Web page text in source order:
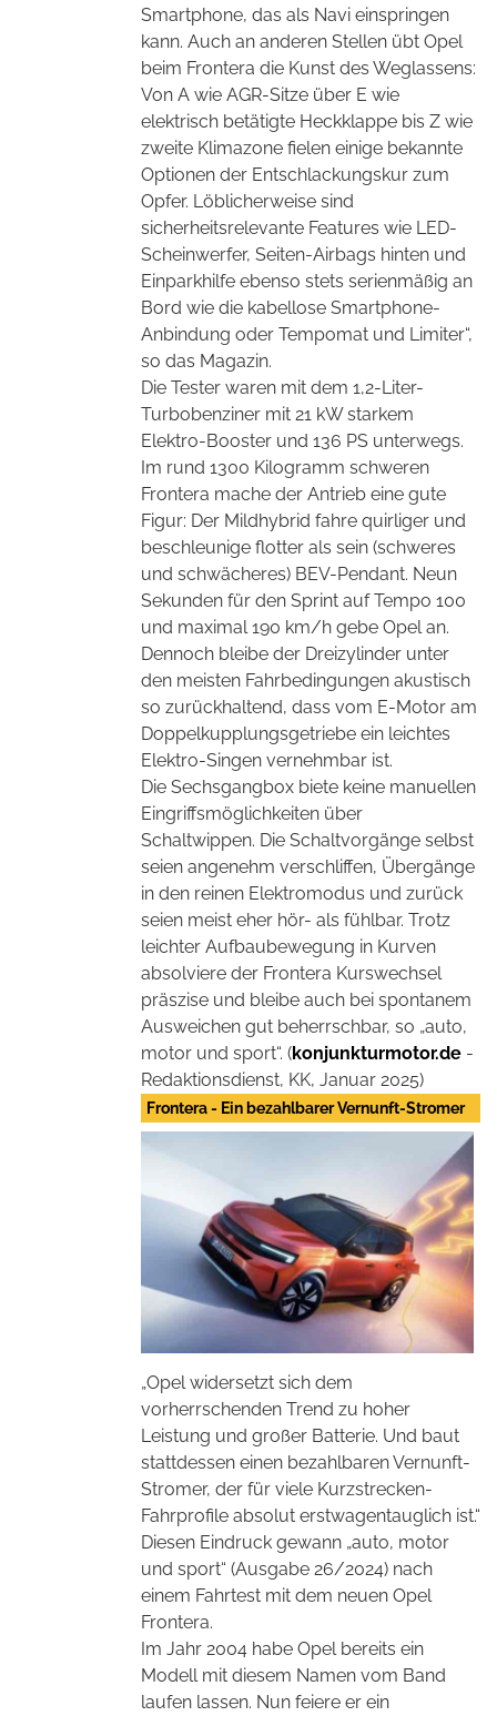
Smartphone, das als Navi einspringen
kann. Auch an anderen Stellen übt Opel
beim Frontera die Kunst des Weglassens:
Von A wie AGR-Sitze über E wie
elektrisch betätigte Heckklappe bis Z wie
zweite Klimazone fielen einige bekannte
Optionen der Entschlackungskur zum
Opfer. Löblicherweise sind
sicherheitsrelevante Features wie LED-
Scheinwerfer, Seiten-Airbags hinten und
Einparkhilfe ebenso stets serienmäßig an
Bord wie die kabellose Smartphone-
Anbindung oder Tempomat und Limiter“,
so das Magazin.
Die Tester waren mit dem 1,2-Liter-
Turbobenziner mit 21 kW starkem
Elektro-Booster und 136 PS unterwegs.
Im rund 1300 Kilogramm schweren
Frontera mache der Antrieb eine gute
Figur: Der Mildhybrid fahre quirliger und
beschleunige flotter als sein (schweres
und schwächeres) BEV-Pendant. Neun
Sekunden für den Sprint auf Tempo 100
und maximal 190 km/h gebe Opel an.
Dennoch bleibe der Dreizylinder unter
den meisten Fahrbedingungen akustisch
so zurückhaltend, dass vom E-Motor am
Doppelkupplungsgetriebe ein leichtes
Elektro-Singen vernehmbar ist.
Die Sechsgangbox biete keine manuellen
Eingriffsmöglichkeiten über
Schaltwippen. Die Schaltvorgänge selbst
seien angenehm verschliffen, Übergänge
in den reinen Elektromodus und zurück
seien meist eher hör- als fühlbar. Trotz
leichter Aufbaubewegung in Kurven
absolviere der Frontera Kurswechsel
präszise und bleibe auch bei spontanem
Ausweichen gut beherrschbar, so „auto,
motor und sport“. (konjunkturmotor.de -
Redaktionsdienst, KK, Januar 2025)
Frontera - Ein bezahlbarer Vernunft-Stromer
„Opel widersetzt sich dem
vorherrschenden Trend zu hoher
Leistung und großer Batterie. Und baut
stattdessen einen bezahlbaren Vernunft-
Stromer, der für viele Kurzstrecken-
Fahrprofile absolut erstwagentauglich ist.“
Diesen Eindruck gewann „auto, motor
und sport“ (Ausgabe 26/2024) nach
einem Fahrtest mit dem neuen Opel
Frontera.
Im Jahr 2004 habe Opel bereits ein
Modell mit diesem Namen vom Band
laufen lassen. Nun feiere er ein